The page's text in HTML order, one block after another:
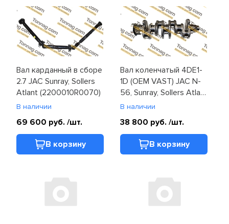
Вал карданный в сборе
2.7 JAC Sunray, Sollers
Atlant (2200010R0070)
В наличии
69 600 руб. /шт.
В корзину
Вал коленчатый 4DE1-
1D (OEM VAST) JAC N-
56, Sunray, Sollers Atlant
(1005010FE010)
В наличии
38 800 руб. /шт.
В корзину